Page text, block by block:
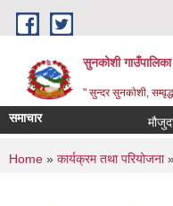
Skip to main content
सुनकोशी गाउँपालिका
" सुन्दर सुनकाेशी,
समाचार मौजुदा
You are here
Home » कार्यक्रम तथा परियोजना»